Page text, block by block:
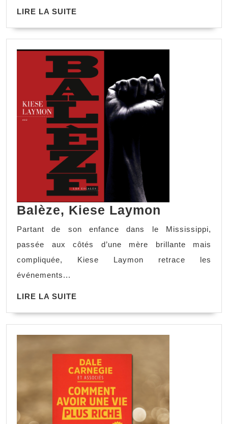
LIRE LA SUITE
Balèze, Kiese Laymon
Partant de son enfance dans le Mississippi,
passée aux côtés d’une mère brillante mais
compliquée, Kiese Laymon retrace les
événements...
LIRE LA SUITE